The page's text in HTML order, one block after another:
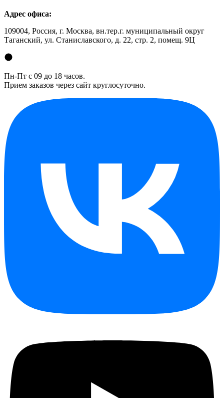
Адрес офиса:
109004, Россия, г. Москва, вн.тер.г. муниципальный округ
Таганский, ул. Станиславского, д. 22, стр. 2, помещ. 9Ц
Пн-Пт с 09 до 18 часов.
Прием заказов через сайт круглосуточно.